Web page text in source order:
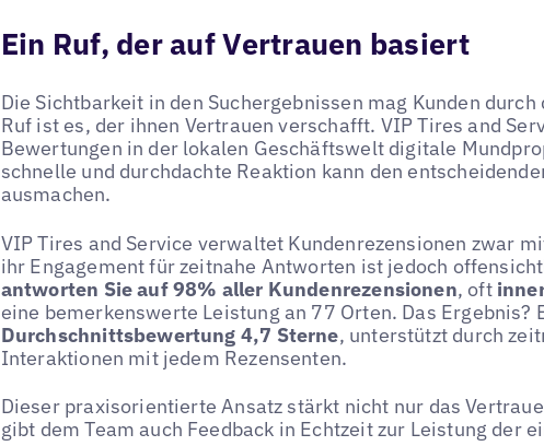
Ein Ruf, der auf Vertrauen basiert
Die Sichtbarkeit in den Suchergebnissen mag Kunden
Ruf ist es, der ihnen Vertrauen verschafft. VIP Tires and
Bewertungen in der lokalen Geschäftswelt digitale
schnelle und durchdachte Reaktion kann den
ausmachen.
VIP Tires and Service verwaltet Kundenrezensionen zwar
ihr Engagement für zeitnahe Antworten ist jedoch
antworten Sie auf 98% aller Kundenrezensionen, oft
eine bemerkenswerte Leistung an 77 Orten. Das Ergebnis?
Durchschnittsbewertung 4,7 Sterne, unterstützt durch
Interaktionen mit jedem Rezensenten.
Dieser praxisorientierte Ansatz stärkt nicht nur das
gibt dem Team auch Feedback in Echtzeit zur Leistung der